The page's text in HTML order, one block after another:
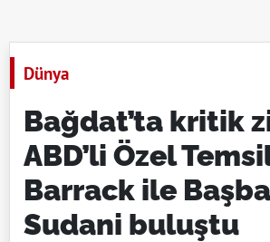
Dünya
Bağdat’ta kritik
ABD’li Özel
Barrack ile
Sudani buluştu